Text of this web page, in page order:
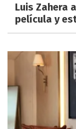
Luis Zahera
película y